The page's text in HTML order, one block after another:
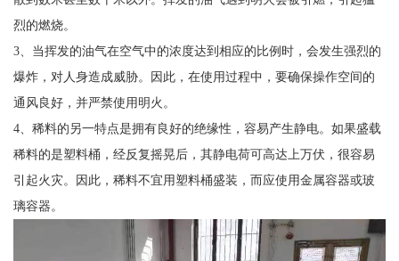
烈的燃烧。
3、当挥发的油气在空气中的浓度达到相应的比例时，会发生强烈的
爆炸，对人身造成威胁。因此，在使用过程中，要确保操作空间的
通风良好，并严禁使用明火。
4、稀料的另一特点是拥有良好的绝缘性，容易产生静电。如果盛载
稀料的是塑料桶，经反复摇晃后，其静电荷可高达上万伏，很容易
引起火灾。因此，稀料不宜用塑料桶盛装，而应使用金属容器或玻
璃容器。